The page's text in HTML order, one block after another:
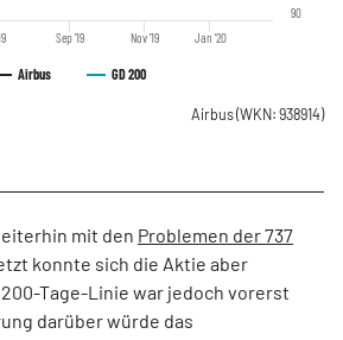
Airbus GD 200
Sep '19 Nov '19 Jan '20
90
Airbus(WKN: 938914)
mit den Problemen der 737
konnte sich die Aktie aber
Tage-Linie war jedoch vorerst
darüber würde das